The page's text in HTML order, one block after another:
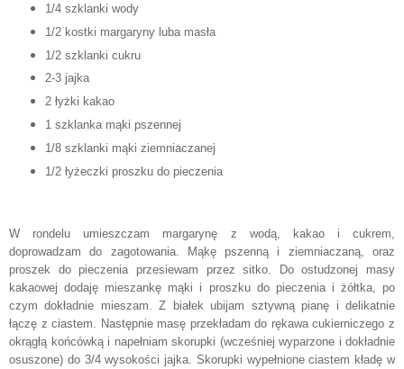
1/4 szklanki wody
1/2 kostki margaryny luba masła
1/2 szklanki cukru
2-3 jajka
2 łyżki kakao
1 szklanka mąki pszennej
1/8 szklanki mąki ziemniaczanej
1/2 łyżeczki proszku do pieczenia
W rondelu umieszczam margarynę z wodą, kakao i cukrem,
doprowadzam do zagotowania. Mąkę pszenną i ziemniaczaną, oraz
proszek do pieczenia przesiewam przez sitko. Do ostudzonej masy
kakaowej dodaję mieszankę mąki i proszku do pieczenia i żółtka, po
czym dokładnie mieszam. Z białek ubijam sztywną pianę idelikatnie
łączę z ciastem. Następnie masę przekładam do rękawa cukierniczego z
okrągłą końcówką i napełniam skorupki (wcześniej wyparzone i dokładnie
osuszone) do 3/4 wysokości jajka. Skorupki wypełnione ciastem kładę w